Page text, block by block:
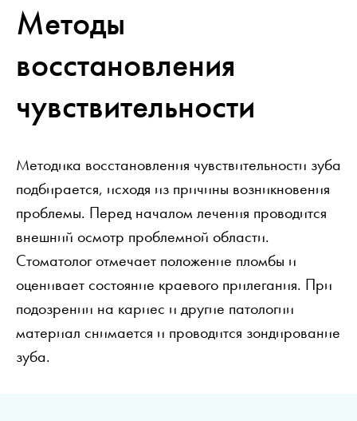
Методы
восстановления
чувствительности
Методика восстановления чувствительности зуба
подбирается, исходя из причины возникновения
проблемы. Перед началом лечения проводится
внешний осмотр проблемной области.
Стоматолог отмечает положение пломбы и
оценивает состояние краевого прилегания. При
подозрении на кариес и другие патологии
материал снимается и проводится зондирование
зуба.